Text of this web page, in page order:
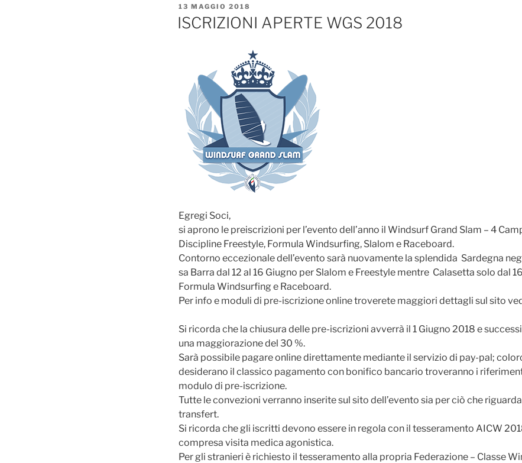
PUBBLICATO
IL
13 MAGGIO 2018
ISCRIZIONI APERTE WGS 2018
Egregi Soci,
si aprono le preiscrizioni per l’evento dell’anno il Windsurf Grand Slam – 4
Discipline Freestyle, Formula Windsurfing, Slalom e Raceboard.
Contorno eccezionale dell’evento sarà nuovamente la splendida Sardegna
sa Barra dal 12 al 16 Giugno per Slalom e Freestyle mentre Calasetta solo dal
Formula Windsurfing e Raceboard.
Per info e moduli di pre-iscrizione online troverete maggiori dettagli sul sito
Si ricorda che la chiusura delle pre-iscrizioni avverrà il 1 Giugno 2018 e
una maggiorazione del 30 %.
Sarà possibile pagare online direttamente mediante il servizio di pay-pal;
desiderano il classico pagamento con bonifico bancario troveranno i
modulo di pre-iscrizione.
Tutte le convezioni verranno inserite sul sito dell’evento sia per ciò che
transfert.
Si ricorda che gli iscritti devono essere in regola con il tesseramento AICW
compresa visita medica agonistica.
Per gli stranieri è richiesto il tesseramento alla propria Federazione – Classe